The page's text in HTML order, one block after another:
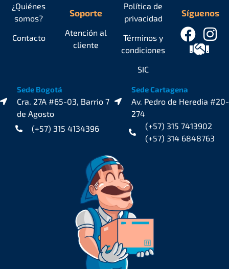
¿Quiénes
somos?
Contacto
Soporte
Atención al
cliente
Política de
privacidad
Términos y
condiciones
SIC
Síguenos
Sede Bogotá
Cra. 27A #65-03, Barrio 7
de Agosto
(+57) 315 4134396
Sede Cartagena
Av. Pedro de Heredia #20-
274
(+57) 315 7413902
(+57) 314 6848763